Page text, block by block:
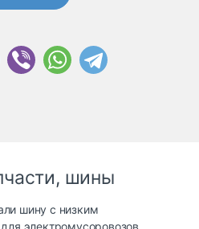
шины
шину с низким
электромусоровозов